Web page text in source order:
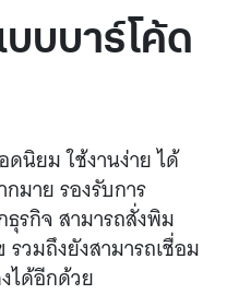
บบาร์โค้ด
นิยม ใช้งานง่าย ได้
มาย รองรับการ
รกิจ สามารถสั่งพิม
วมถึงยังสามารถเชื่อม
ได้อีกด้วย